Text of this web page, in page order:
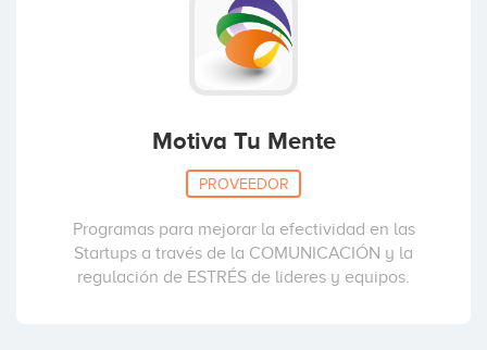
Motiva Tu Mente
PROVEEDOR
Programas para mejorar la efectividad en las
Startups a través de la COMUNICACIÓN y la
regulación de ESTRÉS de lideres y equipos.